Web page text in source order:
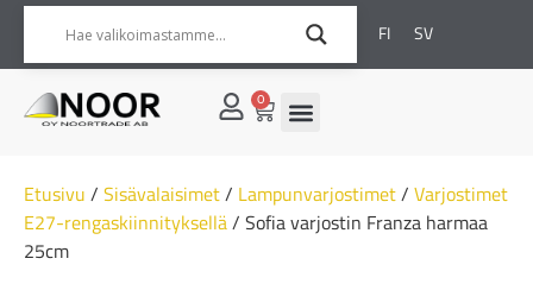
FI SV
0
Etusivu / Sisävalaisimet/ Lampunvarjostimet/ Varjostimet
E27-rengaskiinnityksellä/ Sofia varjostin Franza harmaa
25cm